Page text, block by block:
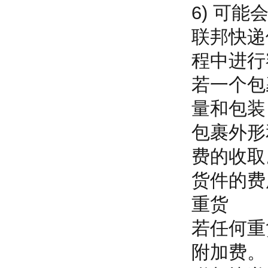
6) 可能
联邦快
程中进
若一个
量和包
包裹外
费的收
货件的
重货
若任何
附加费